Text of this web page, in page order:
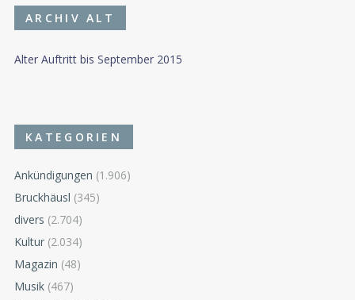
ARCHIV ALT
Alter Auftritt bis September 2015
KATEGORIEN
Ankündigungen (1.906)
Bruckhäusl (345)
divers (2.704)
Kultur (2.034)
Magazin (48)
Musik (467)